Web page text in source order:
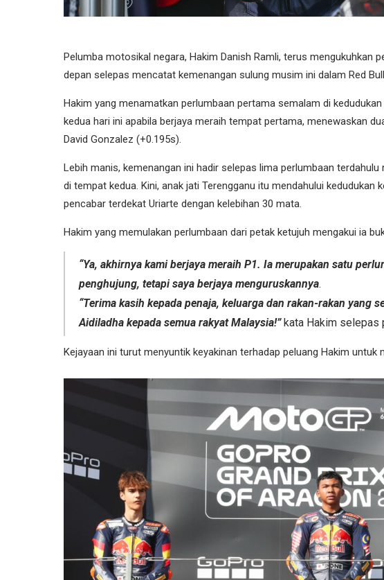
Pelumba motosikal negara, Hakim Danish Ramli, terus mengukuhkan
depan selepas mencatat kemenangan sulung musim ini dalam Red
Hakim yang menamatkan perlumbaan pertama semalam di
kedua hari ini apabila berjaya meraih tempat pertama, menewaskan
David Gonzalez (+0.195s).
Lebih manis, kemenangan ini hadir selepas lima perlumbaan
di tempat kedua. Kini, anak jati Terengganu itu mendahului kedudukan
pencabar terdekat Uriarte dengan kelebihan 30 mata.
Hakim yang memulakan perlumbaan dari petak ketujuh mengakui ia
“Ya, akhirnya kami berjaya meraih P1. Ia merupakan satu
penghujung, tetapi saya berjaya menguruskannya.
“Terima kasih kepada penaja, keluarga dan rakan-rakan yang
Aidiladha kepada semua rakyat Malaysia!”kata Hakim selepas
Kejayaan ini turut menyuntik keyakinan terhadap peluang Hakim